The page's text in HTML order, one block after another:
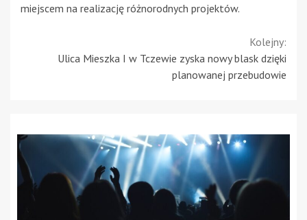
miejscem na realizację różnorodnych projektów.
Kolejny:
Ulica Mieszka I w Tczewie zyska nowy blask dzięki
planowanej przebudowie